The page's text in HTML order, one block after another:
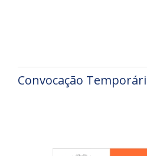
Convocação